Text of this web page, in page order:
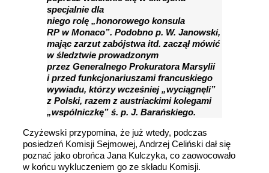
specjalnie dla
niego rolę „honorowego konsula
RP w Monaco”. Podobno p. W. Janowski,
mając zarzut zabójstwa itd. zaczął mówić
w śledztwie prowadzonym
przez Generalnego Prokuratora Marsylii
i przed funkcjonariuszami francuskiego
wywiadu, którzy wcześniej „wyciągnęli”
z Polski, razem z austriackimi kolegami
„wspólniczkę” ś. p. J. Barańskiego.
Czyżewski przypomina, że już wtedy, podczas
posiedzeń Komisji Sejmowej, Andrzej Celiński dał się
poznać jako obrońca Jana Kulczyka, co zaowocowało
w końcu wykluczeniem go ze składu Komisji.